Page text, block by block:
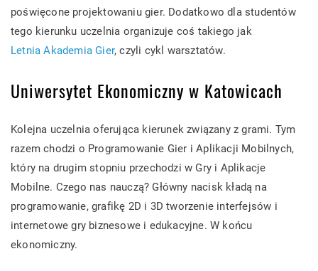
poświęcone projektowaniu gier. Dodatkowo dla studentów
tego kierunku uczelnia organizuje coś takiego jak
Letnia Akademia Gier, czyli cykl warsztatów.
Uniwersytet Ekonomiczny w Katowicach
Kolejna uczelnia oferująca kierunek związany z grami. Tym
razem chodzi o Programowanie Gier i Aplikacji Mobilnych,
który na drugim stopniu przechodzi w Gry i Aplikacje
Mobilne. Czego nas nauczą? Główny nacisk kładą na
programowanie, grafikę 2D i 3D tworzenie interfejsów i
internetowe gry biznesowe i edukacyjne. W końcu
ekonomiczny.